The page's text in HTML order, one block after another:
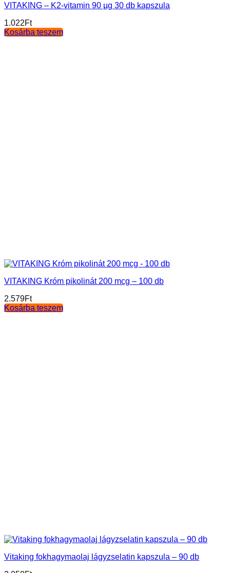
VITAKING – K2-vitamin 90 µg 30 db kapszula
1.022Ft
Kosárba teszem
VITAKING Króm pikolinát 200 mcg – 100 db
2.579Ft
Kosárba teszem
Vitaking fokhagymaolaj lágyzselatin kapszula – 90 db